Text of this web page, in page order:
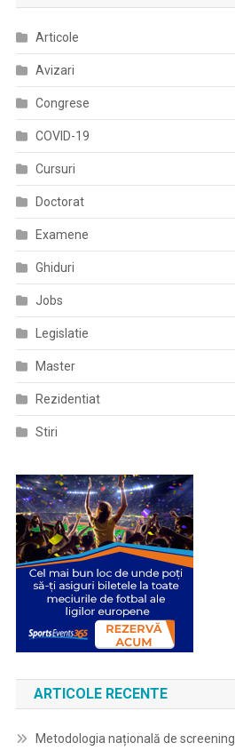
Articole
Avizari
Congrese
COVID-19
Cursuri
Doctorat
Examene
Ghiduri
Jobs
Legislatie
Master
Rezidentiat
Stiri
ARTICOLE RECENTE
Metodologia națională de